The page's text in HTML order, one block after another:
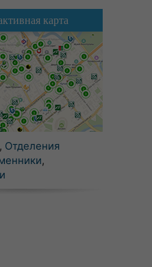
карта
, Отделения
,